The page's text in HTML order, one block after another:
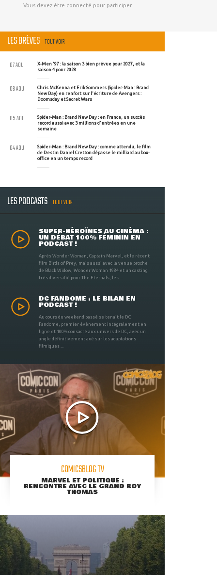
Vous devez être connecté pour participer
LES BRÈVES TOUT VOIR
X-Men '97 : la saison 3 bien prévue pour 2027, et la
saison 4 pour 2028
07 AOU
Chris McKenna et Erik Sommers (Spider-Man : Brand
New Day) en renfort sur l'écriture de Avengers :
Doomsday et Secret Wars
06 AOU
Spider-Man : Brand New Day : en France, un succès
record aussi avec 3 millions d'entrées en une
semaine
05 AOU
Spider-Man : Brand New Day : comme attendu, le film
de Destin Daniel Cretton dépasse le milliard au box-
office en un temps record
04 AOU
LES PODCASTS TOUT VOIR
SUPER-HÉROÏNES AU CINÉMA :
UN DÉBAT 100% FÉMININ EN
PODCAST !
Après Wonder Woman, Captain Marvel, et le récent
film Birds of Prey, mais aussi avec la venue proche
de Black Widow, Wonder Woman 1984 et un casting
très diversifié pour The Eternals, les ...
DC FANDOME : LE BILAN EN
PODCAST !
Au cours du weekend passé se tenait le DC
Fandome, premier évènement intégralement en
ligne et 100% consacré aux univers de DC, avec un
angle définitivement axé sur les adaptations
filmiques ...
COMICSBLOG TV
MARVEL ET POLITIQUE :
RENCONTRE AVEC LE GRAND ROY
THOMAS